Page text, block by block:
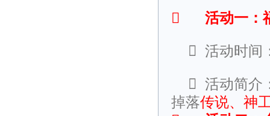
 活动一：
 活动时间
 活动简介
掉落传说、神